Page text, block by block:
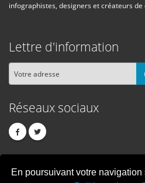
En poursuivant votre navigation
infographistes, designers et créateurs
Lettre d'information
Réseaux sociaux